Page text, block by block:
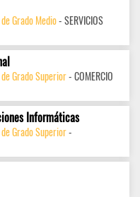
Grado Medio- SERVICIOS
Grado Superior- COMERCIO
Informáticas
Grado Superior-